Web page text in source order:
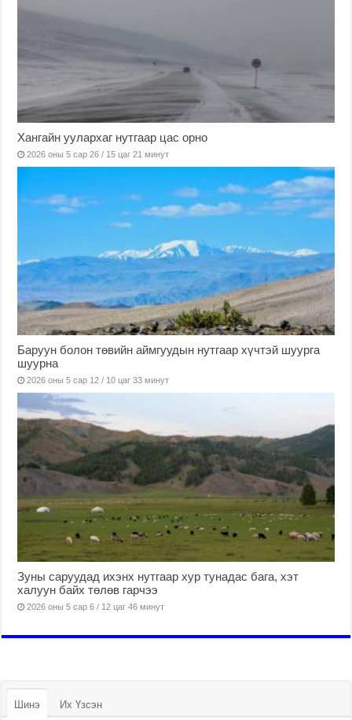
Хангайн уулархаг нутгаар цас орно
2026 оны 5 сар 26 / 15 цаг 21 минут
Баруун болон төвийн аймгуудын нутгаар хүчтэй шуурга
шуурна
2026 оны 5 сар 12 / 10 цаг 33 минут
Зуны саруудад ихэнх нутгаар хур тунадас бага, хэт
халуун байх төлөв гарчээ
2026 оны 5 сар 6 / 12 цаг 46 минут
Шинэ Их Үзсэн